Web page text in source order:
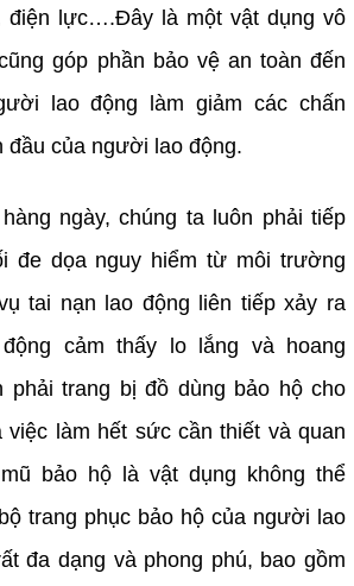
điện lực….Đây là một vật dụng vô
góp phần bảo vệ an toàn đến
lao động làm giảm các chấn
của người lao động.
ngày, chúng ta luôn phải tiếp
đe dọa nguy hiểm từ môi trường
tai nạn lao động liên tiếp xảy ra
cảm thấy lo lắng và hoang
phải trang bị đồ dùng bảo hộ cho
làm hết sức cần thiết và quan
bảo hộ là vật dụng không thể
trang phục bảo hộ của người lao
đa dạng và phong phú, bao gồm